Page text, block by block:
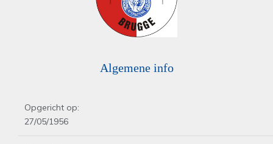
Algemene info
Opgericht op:
27/05/1956